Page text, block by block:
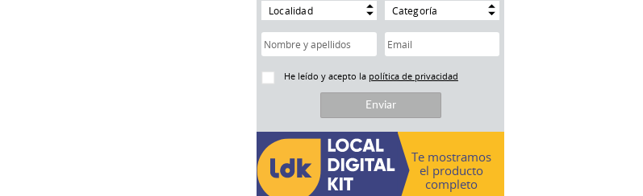
Localidad Categoría
He leído y acepto la política de privacidad
Te mostramos
el producto
completo